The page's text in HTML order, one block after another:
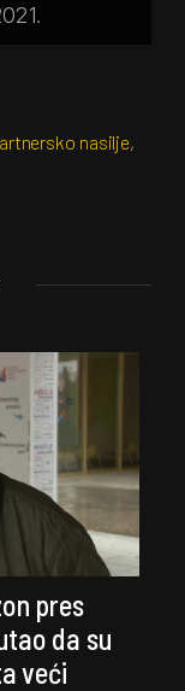
nasilje,
pres
da su
veći